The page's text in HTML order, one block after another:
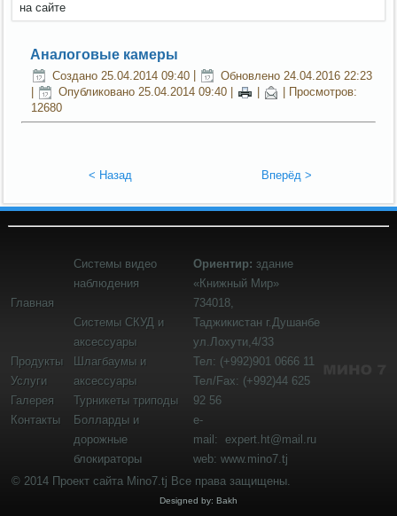
на сайте
Аналоговые камеры
Создано 25.04.2014 09:40
Обновлено 24.04.2016 22:23
Опубликовано 25.04.2014 09:40
| Просмотров:
12680
< Назад Вперёд >
Главная
Продукты
Услуги
Галерея
Контакты
Системы видео
наблюдения
Системы СКУД и
аксессуары
Шлагбаумы и
аксессуары
Турникеты триподы
Болларды и
дорожные
блокираторы
Ориентир: здание
«Книжный Мир»
734018,
Таджикистан г.Душанбе
ул.Лохути,4/33
Тел: (+992)901 0666 11
Тел/Fax: (+992)44 625
92 56
e-
mail: expert.ht@mail.ru
web: www.mino7.tj
© 2014 Проект сайта Mino7.tj Все права защищены.
Designed by: Bakh